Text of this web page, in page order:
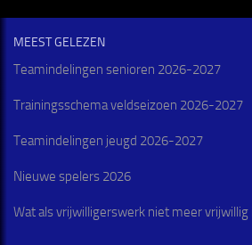
MEEST GELEZEN
Teamindelingen senioren 2026-2027
Trainingsschema veldseizoen 2026-2027
Teamindelingen jeugd 2026-2027
Nieuwe spelers 2026
Wat als vrijwilligerswerk niet meer vrijwillig